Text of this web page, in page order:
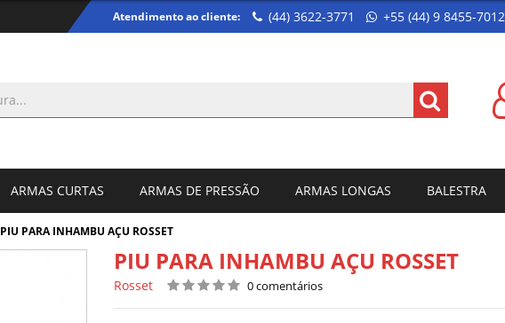
Atendimento ao cliente: (44) 3622-3771 +55 (44) 9 8455-7012
ARMAS CURTAS ARMAS DE PRESSÃO ARMAS LONGAS BALESTRA
PIU PARA INHAMBU AÇU ROSSET
PIU PARA INHAMBU AÇU ROSSET
Rosset 0 comentários